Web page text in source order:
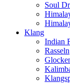
Soul
Klang
Indian
Rasseln